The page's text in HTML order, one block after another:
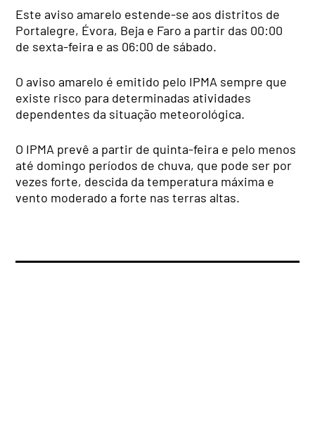
Este aviso amarelo estende-se aos distritos de
Portalegre, Évora, Beja e Faro a partir das 00:00
de sexta-feira e as 06:00 de sábado.
O aviso amarelo é emitido pelo IPMA sempre que
existe risco para determinadas atividades
dependentes da situação meteorológica.
O IPMA prevê a partir de quinta-feira e pelo menos
até domingo períodos de chuva, que pode ser por
vezes forte, descida da temperatura máxima e
vento moderado a forte nas terras altas.